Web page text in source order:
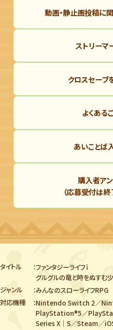
動画・静止画投稿に
ストリーマ
クロスセーブ
よくある
あいことば
購入者ア
（応募受付は終
タイトル
ファンタジーライフｉ
グルグルの竜と時をぬすむ
ジャンル
みんなのスローライフRPG
対応機種
Nintendo Switch 2／
PlayStation®5／
Series X｜S／Steam／